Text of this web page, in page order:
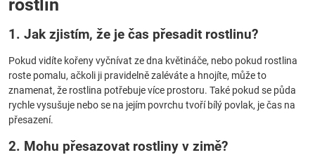
rostlin
1. Jak zjistím, že je čas přesadit rostlinu?
Pokud vidíte kořeny vyčnívat ze dna květináče, nebo pokud rostlina
roste pomalu, ačkoli ji pravidelně zaléváte a hnojíte, může to
znamenat, že rostlina potřebuje více prostoru. Také pokud se půda
rychle vysušuje nebo se na jejím povrchu tvoří bílý povlak, je čas na
přesazení.
2. Mohu přesazovat rostliny v zimě?